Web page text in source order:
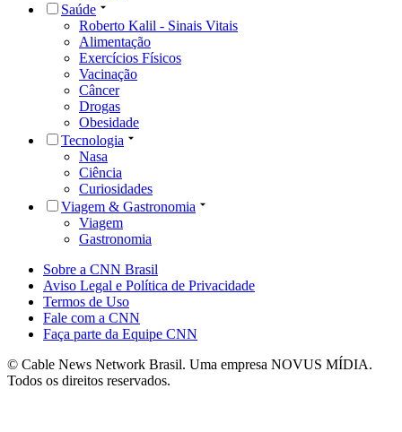
Saúde
Roberto Kalil - Sinais Vitais
Alimentação
Exercícios Físicos
Vacinação
Câncer
Drogas
Obesidade
Tecnologia
Nasa
Ciência
Curiosidades
Viagem & Gastronomia
Viagem
Gastronomia
Sobre a CNN Brasil
Aviso Legal e Política de Privacidade
Termos de Uso
Fale com a CNN
Faça parte da Equipe CNN
© Cable News Network Brasil. Uma empresa NOVUS MÍDIA.
Todos os direitos reservados.